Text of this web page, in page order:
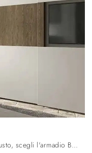
Se vuoi una zona notte arredata con gusto, scegli l'armadio Brunale TV S159 con ante scorrevoli di Moretti Compact Giorno Notte!